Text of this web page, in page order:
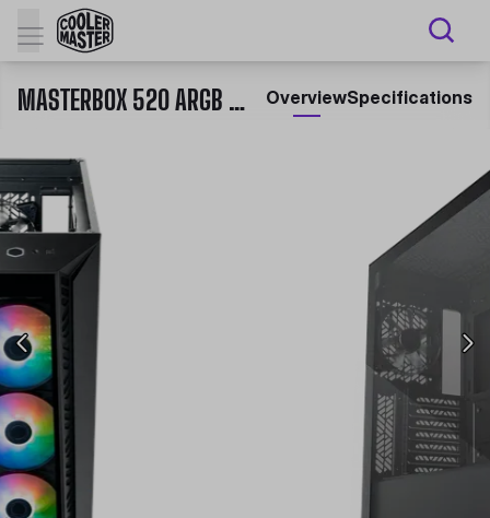
MASTERBOX 520 ARGB ATX PC CASE OverviewSpecifications